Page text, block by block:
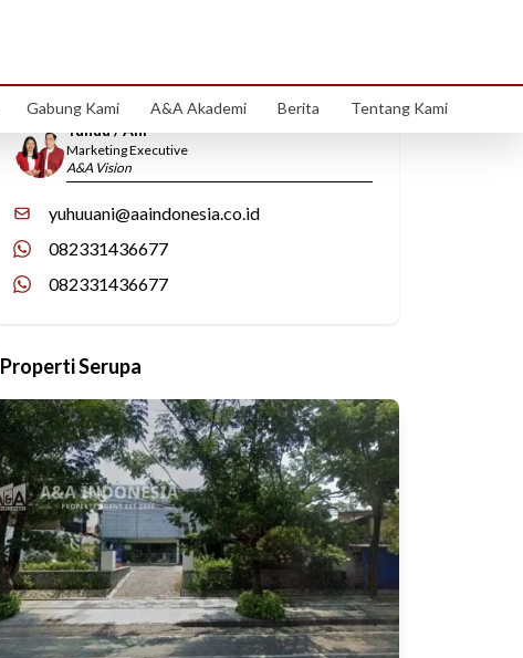
Gabung Kami A&A Akademi Berita Tentang Kami
Hubungi Kami
Yuhuu / Ani
Marketing Executive
A&A Vision
yuhuuani@aaindonesia.co.id
082331436677
082331436677
Properti Serupa